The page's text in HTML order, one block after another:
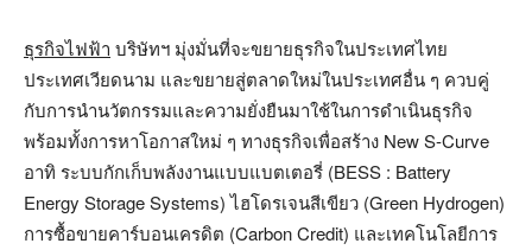
ธุรกิจไฟฟ้า บริษัทฯ มุ่งมั่นที่จะขยายธุรกิจในประเทศไทย
ประเทศเวียดนาม และขยายสู่ตลาดใหม่ในประเทศอื่น ๆ ควบคู่
กับการนำนวัตกรรมและความยั่งยืนมาใช้ในการดำเนินธุรกิจ
พร้อมทั้งการหาโอกาสใหม่ ๆ ทางธุรกิจเพื่อสร้าง New S-Curve
อาทิ ระบบกักเก็บพลังงานแบบแบตเตอรี่ (BESS : Battery
Energy Storage Systems) ไฮโดรเจนสีเขียว (Green Hydrogen)
การซื้อขายคาร์บอนเครดิต (Carbon Credit) และเทคโนโลยีการ